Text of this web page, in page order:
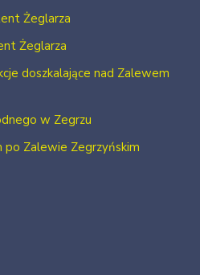
Żeglarza
Żeglarza
doszkalające nad Zalewem
w Zegrzu
po Zalewie Zegrzyńskim